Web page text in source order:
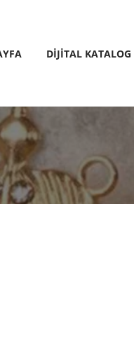
DIJITAL KATALOG